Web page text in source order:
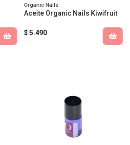
Organic Nails
Aceite Organic Nails Kiwifruit
$ 5.490